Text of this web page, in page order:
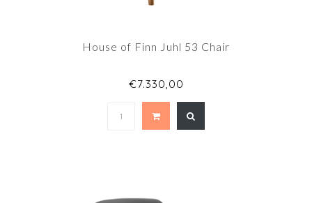
House of Finn Juhl 53 Chair
€7.330,00